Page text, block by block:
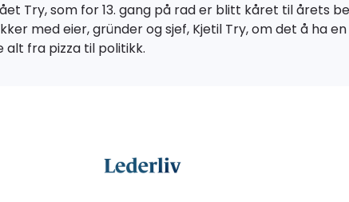
Try, som for 13. gang på rad er blitt kåret til årets
med eier, gründer og sjef, Kjetil Try, om det å ha
alt fra pizza til politikk.